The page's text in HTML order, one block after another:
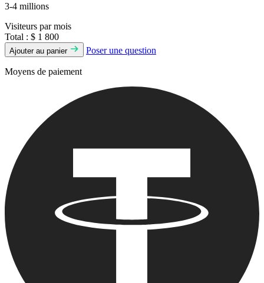
3-4 millions
Visiteurs par mois
Total : $ 1 800
Ajouter au panier Poser une question
Moyens de paiement